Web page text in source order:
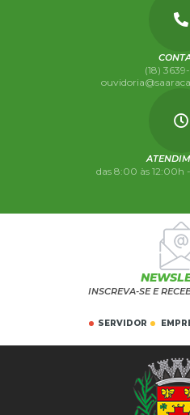
(18)
das 8:00 às 12:00h
INSCREVA-SE E
SERVIDOR